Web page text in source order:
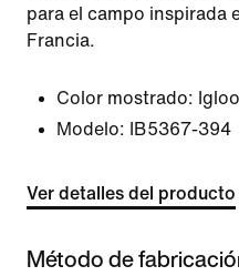
para el campo inspirada
Francia.
Color mostrado:
Modelo:
IB5367-394
Ver detalles del producto
Método de